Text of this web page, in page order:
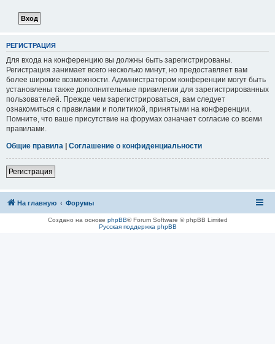
РЕГИСТРАЦИЯ
Для входа на конференцию вы должны быть зарегистрированы.
Регистрация занимает всего несколько минут, но предоставляет вам
более широкие возможности. Администратором конференции могут быть
установлены также дополнительные привилегии для зарегистрированных
пользователей. Прежде чем зарегистрироваться, вам следует
ознакомиться с правилами и политикой, принятыми на конференции.
Помните, что ваше присутствие на форумах означает согласие со всеми
правилами.
Общие правила | Соглашение о конфиденциальности
Регистрация
На главную Форумы
Создано на основе phpBB® Forum Software © phpBB Limited
Русская поддержка phpBB